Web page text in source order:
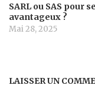
SARL ou SAS pour
avantageux ?
Mai 28, 2025
LAISSER UN